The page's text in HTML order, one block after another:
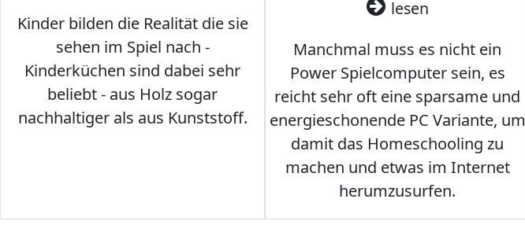
Kinder bilden die Realität die sie
sehen im Spiel nach -
Kinderküchen sind dabei sehr
beliebt - aus Holz sogar
nachhaltiger als aus Kunststoff.
lesen
Manchmal muss es nicht ein
Power Spielcomputer sein, es
reicht sehr oft eine sparsame und
energieschonende PC Variante, um
damit das Homeschooling zu
machen und etwas im Internet
herumzusurfen.